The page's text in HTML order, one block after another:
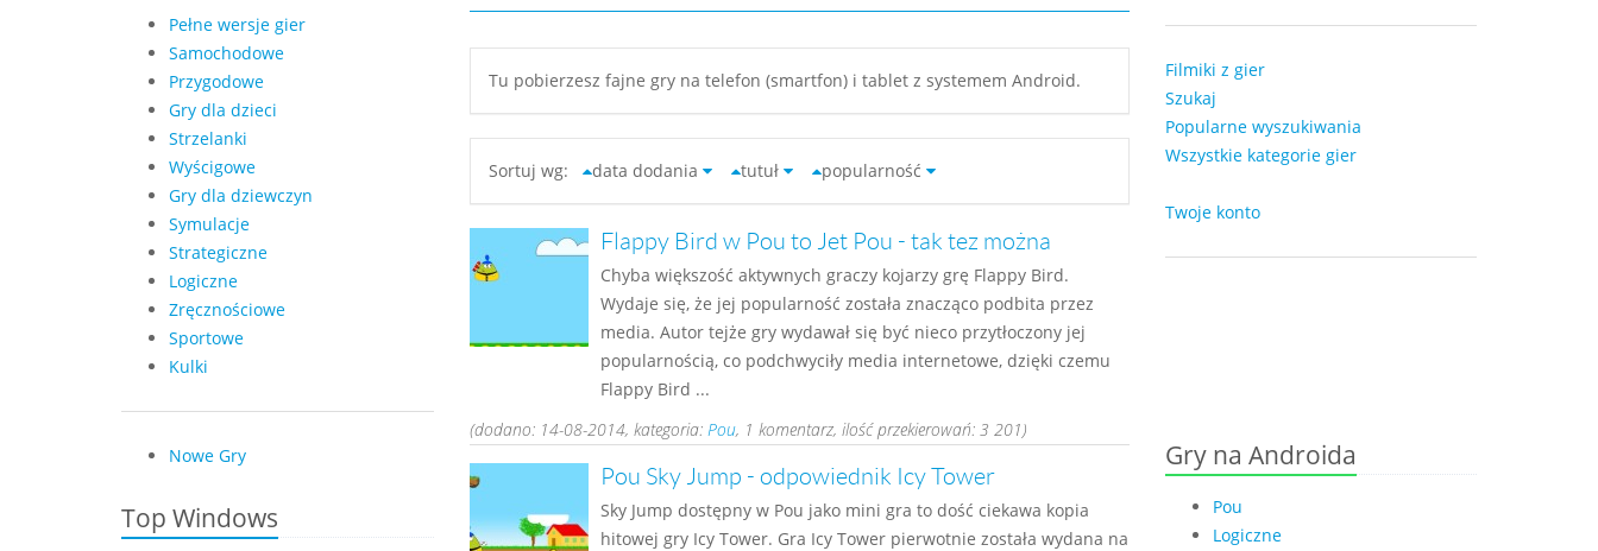
Pełne wersje gier
Samochodowe
Przygodowe
Gry dla dzieci
Strzelanki
Wyścigowe
Gry dla dziewczyn
Symulacje
Strategiczne
Logiczne
Zręcznościowe
Sportowe
Kulki
Nowe Gry
Top Windows
Tu pobierzesz fajne gry na telefon (smartfon) i tablet z systemem Android.
Sortuj wg: data dodania tutuł popularność
Flappy Bird w Pou to Jet Pou - tak tez można
Chyba większość aktywnych graczy kojarzy grę Flappy Bird.
Wydaje się, że jej popularność została znacząco podbita przez
media. Autor tejże gry wydawał się być nieco przytłoczony jej
popularnością, co podchwyciły media internetowe, dzięki czemu
Flappy Bird ...
(dodano: 14-08-2014, kategoria: Pou, 1 komentarz, ilość przekierowań: 3 201)
Pou Sky Jump - odpowiednik Icy Tower
Sky Jump dostępny w Pou jako mini gra to dość ciekawa kopia
hitowej gry Icy Tower. Gra Icy Tower pierwotnie została wydana na
Filmiki z gier
Szukaj
Popularne wyszukiwania
Wszystkie kategorie gier
Twoje konto
Gry na Androida
Pou
Logiczne